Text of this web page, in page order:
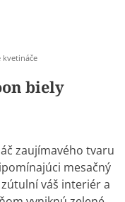
kvetináče
biely
zaujímavého tvaru
mesačný
váš interiér a